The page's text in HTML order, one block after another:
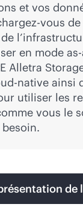
et vos
vous
en mode
Alletra
native ainsi
utiliser les
vous le
de